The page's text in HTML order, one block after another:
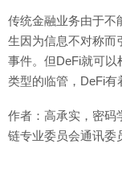
传统金融业务由于不
生因为信息不对称而
事件。但DeFi就可以
类型的临管，DeFi有
作者：高承实，密码
链专业委员会通讯委